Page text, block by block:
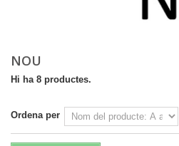
NOU
Hi ha 8 productes.
Ordena per